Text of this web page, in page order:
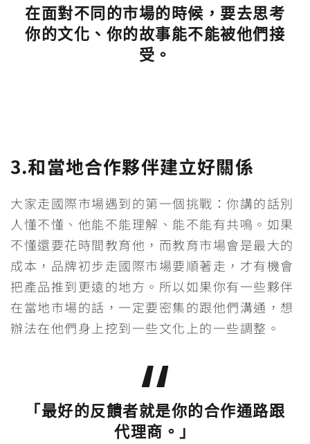
在面對不同的市場的時候，要去思考
你的文化、你的故事能不能被他們接
受。
3.和當地合作夥伴建立好關係
大家走國際市場遇到的第一個挑戰：你講的話別
人懂不懂、他能不能理解、能不能有共鳴。如果
不懂還要花時間教育他，而教育市場會是最大的
成本，品牌初步走國際市場要順著走，才有機會
把產品推到更遠的地方。所以如果你有一些夥伴
在當地市場的話，一定要密集的跟他們溝通，想
辦法在他們身上挖到一些文化上的一些調整。
「最好的反饋者就是你的合作通路跟
代理商。」